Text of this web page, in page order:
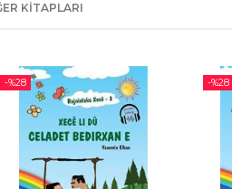
KITAPLARI
-%28 -%28